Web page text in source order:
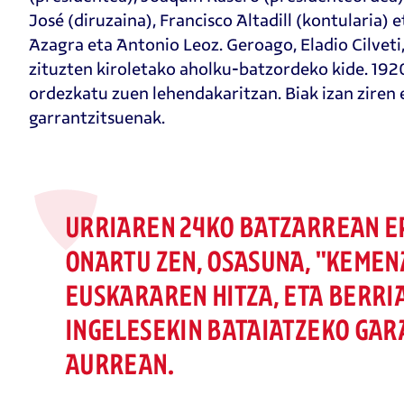
José (diruzaina), Francisco Altadill (kontularia)
Azagra eta Antonio Leoz. Geroago, Eladio
zituzten kiroletako aholku-batzordeko kide.
ordezkatu zuen lehendakaritzan. Biak izan
garrantzitsuenak.
URRIAREN 24KO BATZARREAN
ONARTU ZEN, OSASUNA,
EUSKARAREN HITZA, ETA
INGELESEKIN BATAIATZEKO
AURREAN.